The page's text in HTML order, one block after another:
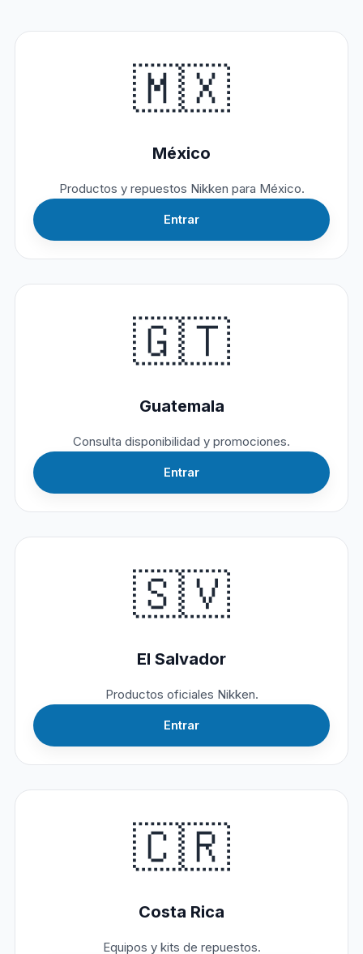
🇲🇽
México
Productos y repuestos Nikken para México.
Entrar
🇬🇹
Guatemala
Consulta disponibilidad y promociones.
Entrar
🇸🇻
El Salvador
Productos oficiales Nikken.
Entrar
🇨🇷
Costa Rica
Equipos y kits de repuestos.